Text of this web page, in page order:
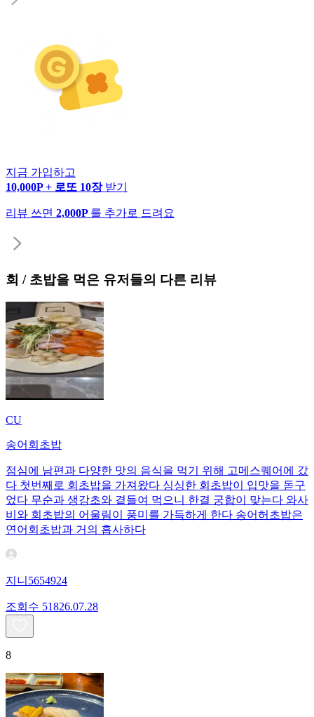
지금 가입하고
10,000P + 로또 10장 받기
리뷰 쓰면 2,000P 를 추가로 드려요
회 / 초밥을 먹은 유저들의 다른 리뷰
CU
송어회초밥
점심에 남편과 다양한 맛의 음식을 먹기 위해 고메스퀘어에 갔
다 첫번째로 회초밥을 가져왔다 싱싱한 회초밥이 입맛을 돋구
었다 무순과 생강초와 곁들여 먹으니 한결 궁합이 맞는다 와사
비와 회초밥의 어울림이 풍미를 가득하게 한다 송어허초밥은
연어회초밥과 거의 흡사하다
지니5654924
조회수 51826.07.28
8